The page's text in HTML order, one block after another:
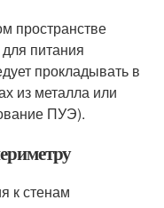
пространстве
питания
прокладывать в
из металла или
ПУЭ).
к стенам